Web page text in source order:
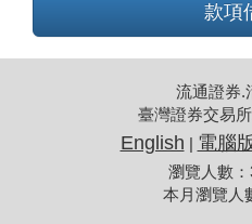
款項
流通證券.
臺灣證券交易
English | 電腦
瀏覽人數
本月瀏覽人